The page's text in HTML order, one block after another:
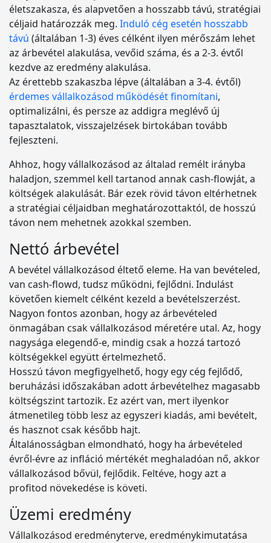
életszakasza, és alapvetően a hosszabb távú, stratégiai
céljaid határozzák meg. Induló cég esetén hosszabb
távú (általában 1-3) éves célként ilyen mérőszám lehet
az árbevétel alakulása, vevőid száma, és a 2-3. évtől
kezdve az eredmény alakulása.
Az érettebb szakaszba lépve (általában a 3-4. évtől)
érdemes vállalkozásod működését finomítani,
optimalizálni, és persze az addigra meglévő új
tapasztalatok, visszajelzések birtokában tovább
fejleszteni.
Ahhoz, hogy vállalkozásod az általad remélt irányba
haladjon, szemmel kell tartanod annak cash-flowját, a
költségek alakulását. Bár ezek rövid távon eltérhetnek
a stratégiai céljaidban meghatározottaktól, de hosszú
távon nem mehetnek azokkal szemben.
Nettó árbevétel
A bevétel vállalkozásod éltető eleme. Ha van bevételed,
van cash-flowd, tudsz működni, fejlődni. Indulást
követően kiemelt célként kezeld a bevételszerzést.
Nagyon fontos azonban, hogy az árbevételed
önmagában csak vállalkozásod méretére utal. Az, hogy
nagysága elegendő-e, mindig csak a hozzá tartozó
költségekkel együtt értelmezhető.
Hosszú távon megfigyelhető, hogy egy cég fejlődő,
beruházási időszakában adott árbevételhez magasabb
költségszint tartozik. Ez azért van, mert ilyenkor
átmenetileg több lesz az egyszeri kiadás, ami bevételt,
és hasznot csak később hajt.
Általánosságban elmondható, hogy ha árbevételed
évről-évre az infláció mértékét meghaladóan nő, akkor
vállalkozásod bővül, fejlődik. Feltéve, hogy azt a
profitod növekedése is követi.
Üzemi eredmény
Vállalkozásod eredményterve, eredménykimutatása